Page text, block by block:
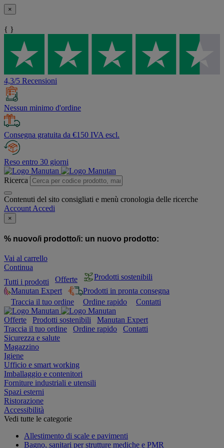
×
{ }
4,3/5 Recensioni
Nessun minimo d'ordine
Consegna gratuita da €150 IVA escl.
Reso entro 30 giorni
Ricerca
Contenuti del sito consigliati e menù cronologia delle ricerche
Account Accedi
×
% nuovo/i prodotto/i: un nuovo prodotto:
Vai al carrello
Continua
Tutti i prodotti
Offerte
Prodotti sostenibili
Manutan Expert
Prodotti in pronta consegna
Traccia il tuo ordine
Ordine rapido Contatti
Offerte Prodotti sostenibili
Manutan Expert
Traccia il tuo ordine
Ordine rapido
Contatti
Sicurezza e salute
Magazzino
Igiene
Ufficio e smart working
Imballaggio e contenitori
Forniture industriali e utensili
Spazi esterni
Ristorazione
Accessibilità
Vedi tutte le categorie
Allestimento di scale e pavimenti
Bagno, sanitari per strutture mediche e PMR